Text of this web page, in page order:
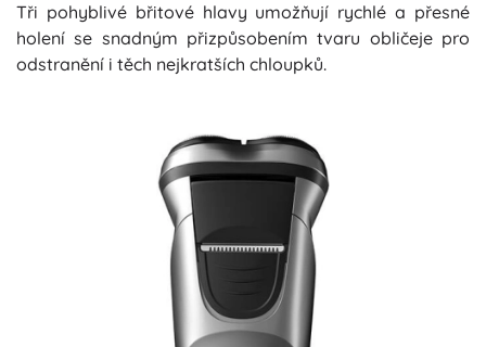
Tři pohyblivé břitové hlavy umožňují rychlé a přesné
holení se snadným přizpůsobením tvaru obličeje pro
odstranění i těch nejkratších chloupků.